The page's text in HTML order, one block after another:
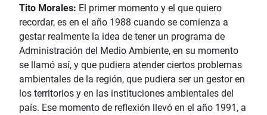
Tito Morales: El primer momento y el que quiero
recordar, es en el año 1988 cuando se comienza a
gestar realmente la idea de tener un programa de
Administración del Medio Ambiente, en su momento
se llamó así, y que pudiera atender ciertos problemas
ambientales de la región, que pudiera ser un gestor en
los territorios y en las instituciones ambientales del
país. Ese momento de reflexión llevó en el año 1991, a